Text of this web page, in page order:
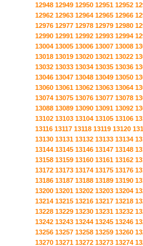
12948 12949 12950 12951 12952
12962 12963 12964 12965 12966
12976 12977 12978 12979 12980
12990 12991 12992 12993 12994
13004 13005 13006 13007 13008
13018 13019 13020 13021 13022
13032 13033 13034 13035 13036
13046 13047 13048 13049 13050
13060 13061 13062 13063 13064
13074 13075 13076 13077 13078
13088 13089 13090 13091 13092
13102 13103 13104 13105 13106
13116 13117 13118 13119 13120
13130 13131 13132 13133 13134
13144 13145 13146 13147 13148
13158 13159 13160 13161 13162
13172 13173 13174 13175 13176
13186 13187 13188 13189 13190
13200 13201 13202 13203 13204
13214 13215 13216 13217 13218
13228 13229 13230 13231 13232
13242 13243 13244 13245 13246
13256 13257 13258 13259 13260
13270 13271 13272 13273 13274